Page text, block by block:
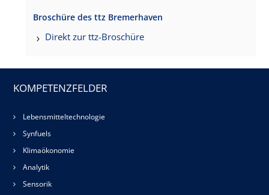
Broschüre des ttz Bremerhaven
Direkt zur ttz-Broschüre
KOMPETENZFELDER
Lebensmitteltechnologie
Synfuels
Klimaökonomie
Analytik
Sensorik